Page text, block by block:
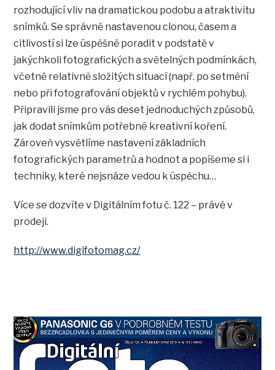
rozhodující vliv na dramatickou podobu a atraktivitu
snímků. Se správně nastavenou clonou, časem a
citlivostí si lze úspěšně poradit v podstatě v
jakýchkoli fotografických a světelných podmínkách,
včetně relativně složitých situací (např. po setmění
nebo při fotografování objektů v rychlém pohybu).
Připravili jsme pro vás deset jednoduchých způsobů,
jak dodat snímkům potřebné kreativní koření.
Zároveň vysvětlíme nastavení základních
fotografických parametrů a hodnot a popíšeme si i
techniky, které nejsnáze vedou k úspěchu…
Více se dozvíte v Digitálním fotu č. 122 – právě v
prodeji.
http://www.digifotomag.cz/